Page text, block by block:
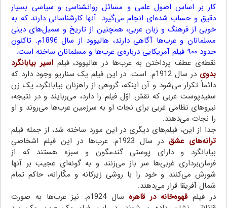
کار بر اساس اصول علمی و مسائل روانشناسی و سیاسی بسیار
دقیق و حساب شده‌ای انجام می‌گیرد. آنها کارشناسانی دارند که به
خوبی از فرهنگ و زبان عربی، همچنین از تاریخ و سمبل‌های دینی
مسلمانان و عرب‌ها آگاهی دارند، هالیوود از سال 1896م. تاکنون
حدود ۹۰۰ فیلم آمریکایی درباره‌ی عرب‌ها و مسلمانان ساخته است.
نقطه‌ی عطف پرداختن به عرب‌ها در هالیوود، فیلماسیر بیابانگرد
بدوی
در سال 1912م. است. در این فیلم یک سناریو وجود دارد که
دائماً تکرار می‌شود و آن اینکه، گروهی از راهزنان بیابانگرد، یک زن
سفیدپوست غربی که نقش اوّل فیلم را دارد، می‌ربایند و در نتیجه،
نیروهای نظامی غربی برای نجات او به سرزمین عرب‌ها می‌روند و او
را نجات می‌دهند.
جدا از این، فیلم‌های دیگری در این مورد ساخته شد، از جمله فیلم
ترانه‌های عشق
در سال 1923م. عرب‌ها در این فیلم اشخاصی
بیابانگرد و دارای پوستی گندمگون و سبزه هستند که از
فرمان‌برداری غربی‌ها سر باز می‌زنند و به گونه‌ای عجیب بر آنها
شورش می‌کنند و خود را با روشی زیرکانه و مکّارانه، حاکم تمام
شمال آفریقا قرار می‌دهند.
در فیلمقهوه‌خانه در قاهره
سال 1924م. نیز عرب‌ها به صورت